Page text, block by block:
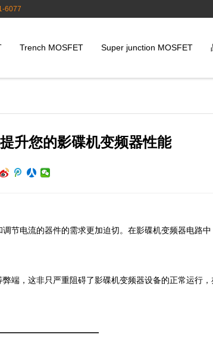
6077
Trench MOSFET Super junction MOSFET
升您的影碟机变频器性能
节电流的器件的需求更加迫切。在影碟机变频器电路中
端，这非只严重阻碍了影碟机变频器设备的正常运行